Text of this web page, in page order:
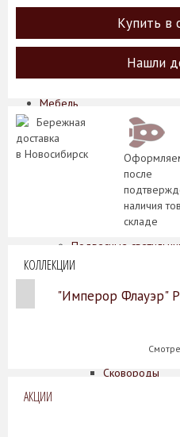
Подсвечники
Рамки для
Статуэтки
Мебель
Комоды, шкафы, тумбы
Консоли, стеллажи
Кофейные столики,
Обеденные и
Стулья, кресла, банкетки
Классические
Подвесные
Потолочные
Дерево
Сковороды
Купить в
Нашли
Бережная
доставка
в Новосибирск
после
наличия
складе
КОЛЛЕКЦИИ
"Имперор Флауэр"
АКЦИИ